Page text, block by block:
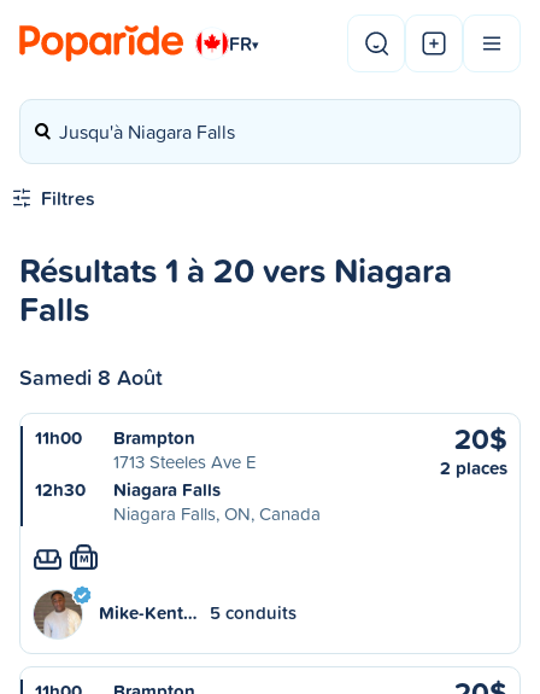
FR▾
Jusqu'à Niagara Falls
Filtres
Résultats 1 à 20 vers Niagara
Falls
Samedi 8 Août
11h00
Brampton
1713 Steeles Ave E
12h30
Niagara Falls
Niagara Falls, ON, Canada
20$
2 places
M
Mike-Kent… 5 conduits